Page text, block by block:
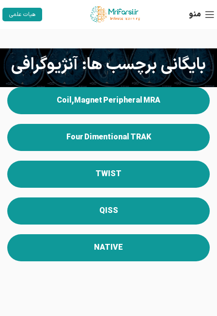
منو هیات علمی
بایگانی برچسب ها: آنژیوگرافی
Coil,Magnet Peripheral MRA
Four Dimentional TRAK
TWIST
QISS
NATIVE